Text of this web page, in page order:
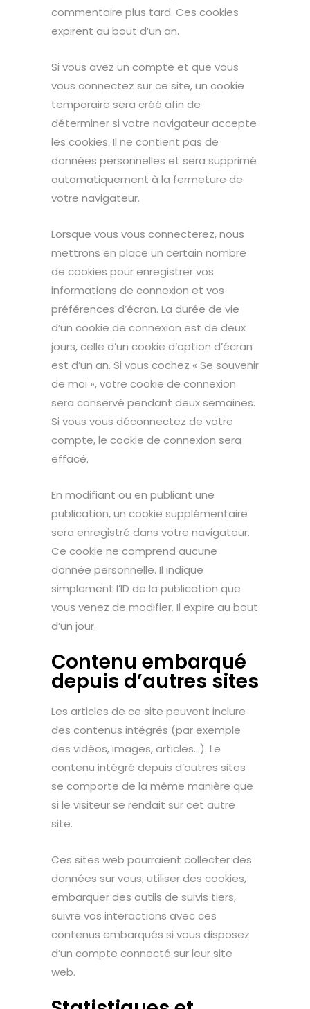
commentaire plus tard. Ces cookies
expirent au bout d’un an.
Si vous avez un compte et que vous
vous connectez sur ce site, un cookie
temporaire sera créé afin de
déterminer si votre navigateur accepte
les cookies. Il ne contient pas de
données personnelles et sera supprimé
automatiquement à la fermeture de
votre navigateur.
Lorsque vous vous connecterez, nous
mettrons en place un certain nombre
de cookies pour enregistrer vos
informations de connexion et vos
préférences d’écran. La durée de vie
d’un cookie de connexion est de deux
jours, celle d’un cookie d’option d’écran
est d’un an. Si vous cochez « Se souvenir
de moi », votre cookie de connexion
sera conservé pendant deux semaines.
Si vous vous déconnectez de votre
compte, le cookie de connexion sera
effacé.
En modifiant ou en publiant une
publication, un cookie supplémentaire
sera enregistré dans votre navigateur.
Ce cookie ne comprend aucune
donnée personnelle. Il indique
simplement l’ID de la publication que
vous venez de modifier. Il expire au bout
d’un jour.
Contenu embarqué
depuis d’autres sites
Les articles de ce site peuvent inclure
des contenus intégrés (par exemple
des vidéos, images, articles…). Le
contenu intégré depuis d’autres sites
se comporte de la même manière que
si le visiteur se rendait sur cet autre
site.
Ces sites web pourraient collecter des
données sur vous, utiliser des cookies,
embarquer des outils de suivis tiers,
suivre vos interactions avec ces
contenus embarqués si vous disposez
d’un compte connecté sur leur site
web.